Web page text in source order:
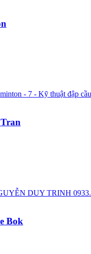
- 7 - Kỹ thuật đập
DUY TRINH
Bok